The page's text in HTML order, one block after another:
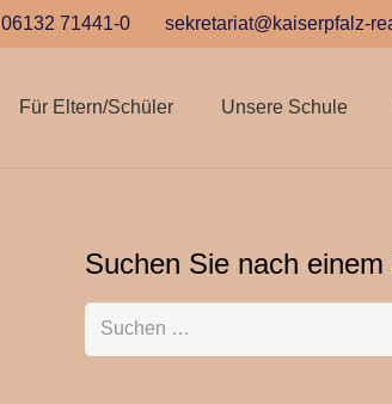
06132 71441-0 sekretariat@kaiserpfalz-
Für Eltern/Schüler Unsere Schule
Suchen Sie nach einem
Suchen
nach: